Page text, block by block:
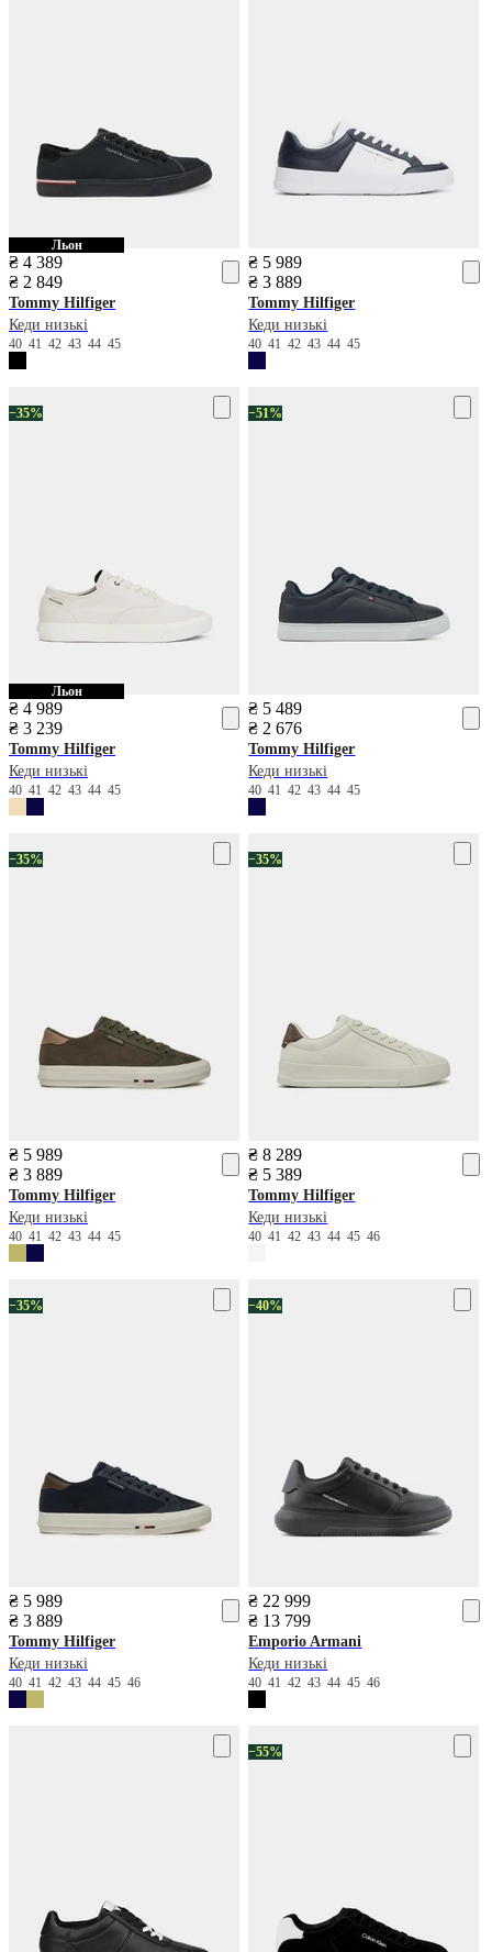
Льон
₴ 4 389
₴ 2 849
Tommy Hilfiger
Кеди низькі
40 41 42 43 44 45
₴ 5 989
₴ 3 889
Tommy Hilfiger
Кеди низькі
404142434445
−35%
Льон
₴ 4 989
₴ 3 239
Tommy Hilfiger
Кеди низькі
40 41 42 43 44 45
−51%
₴ 5 489
₴ 2 676
Tommy Hilfiger
Кеди низькі
404142434445
−35%
₴ 5 989
₴ 3 889
Tommy Hilfiger
Кеди низькі
40 41 42 43 44 45
−35%
₴ 8 289
₴ 5 389
Tommy Hilfiger
Кеди низькі
40414243444546
−35%
₴ 5 989
₴ 3 889
Tommy Hilfiger
Кеди низькі
40 41 42 43 44 45 46
−40%
₴ 22 999
₴ 13 799
Emporio Armani
Кеди низькі
40414243444546
−55%